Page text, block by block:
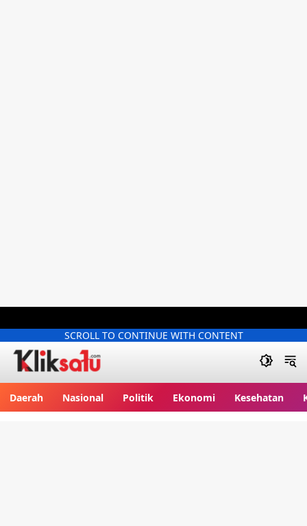
SCROLL TO CONTINUE WITH CONTENT
Daerah Nasional Politik Ekonomi Kesehatan